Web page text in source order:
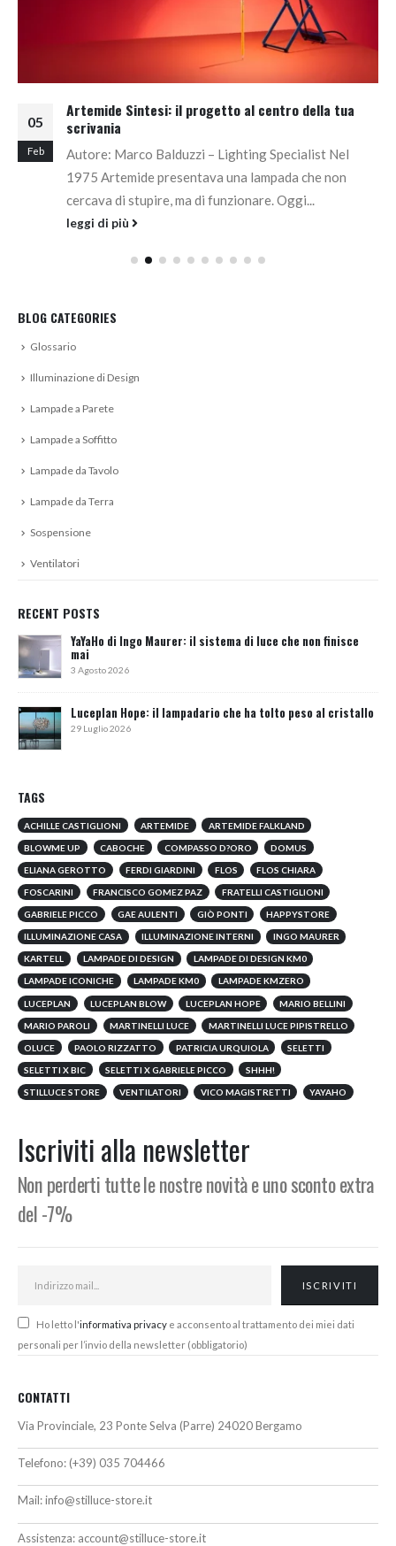
05
Feb
Artemide Sintesi: il progetto al centro della tua
scrivania
Autore: Marco Balduzzi – Lighting Specialist Nel
1975 Artemide presentava una lampada che non
cercava di stupire, ma di funzionare. Oggi...
leggi di più
BLOG CATEGORIES
Glossario
Illuminazione di Design
Lampade a Parete
Lampade a Soffitto
Lampade da Tavolo
Lampade da Terra
Sospensione
Ventilatori
RECENT POSTS
YaYaHo di Ingo Maurer: il sistema di luce che non finisce
mai
3 Agosto 2026
Luceplan Hope: il lampadario che ha tolto peso al cristallo
29 Luglio 2026
TAGS
ACHILLE CASTIGLIONI ARTEMIDE ARTEMIDE FALKLAND
BLOWME UP CABOCHE COMPASSO D?ORO DOMUS
ELIANA GEROTTO FERDI GIARDINI FLOS FLOS CHIARA
FOSCARINI FRANCISCO GOMEZ PAZ FRATELLI CASTIGLIONI
GABRIELE PICCO GAE AULENTI GIÒ PONTI HAPPYSTORE
ILLUMINAZIONE CASA ILLUMINAZIONE INTERNI INGO MAURER
KARTELL LAMPADE DI DESIGN LAMPADE DI DESIGN KM0
LAMPADE ICONICHE LAMPADE KM0 LAMPADE KMZERO
LUCEPLAN LUCEPLAN BLOW LUCEPLAN HOPE MARIO BELLINI
MARIO PAROLI MARTINELLI LUCE MARTINELLI LUCE PIPISTRELLO
OLUCE PAOLO RIZZATTO PATRICIA URQUIOLA SELETTI
SELETTI X BIC SELETTI X GABRIELE PICCO SHHH!
STILLUCE STORE VENTILATORI VICO MAGISTRETTI YAYAHO
Iscriviti alla newsletter
Non perderti tutte le nostre novità e uno sconto extra
del -7%
Ho letto l'informativa privacy e acconsento al trattamento dei miei dati
personali per l’invio della newsletter (obbligatorio)
CONTATTI
Via Provinciale, 23 Ponte Selva (Parre) 24020 Bergamo
Telefono: (+39) 035 704466
Mail:info@stilluce-store.it
Assistenza: account@stilluce-store.it